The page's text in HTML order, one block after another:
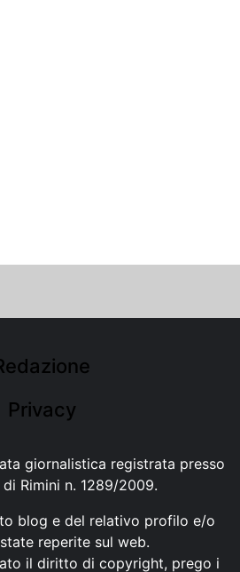
Privacy
giornalistica registrata presso
Rimini n. 1289/2009.
blog e del relativo profilo e/o
reperite sul web.
il diritto di copyright, prego i